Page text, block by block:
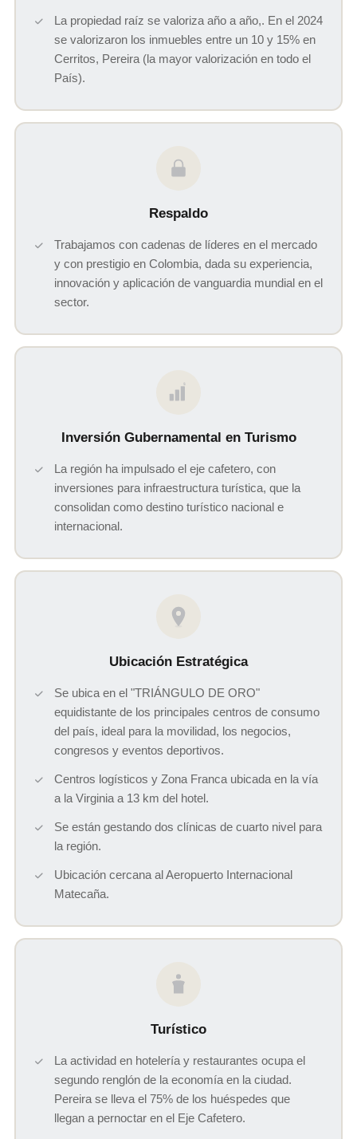
La propiedad raíz se valoriza año a año,. En el 2024
se valorizaron los inmuebles entre un 10 y 15% en
Cerritos, Pereira (la mayor valorización en todo el
País).
Respaldo
Trabajamos con cadenas de líderes en el mercado
y con prestigio en Colombia, dada su experiencia,
innovación y aplicación de vanguardia mundial en el
sector.
$
Inversión Gubernamental en Turismo
La región ha impulsado el eje cafetero, con
inversiones para infraestructura turística, que la
consolidan como destino turístico nacional e
internacional.
Ubicación Estratégica
Se ubica en el "TRIÁNGULO DE ORO"
equidistante de los principales centros de consumo
del país, ideal para la movilidad, los negocios,
congresos y eventos deportivos.
Centros logísticos y Zona Franca ubicada en la vía
a la Virginia a 13 km del hotel.
Se están gestando dos clínicas de cuarto nivel para
la región.
Ubicación cercana al Aeropuerto Internacional
Matecaña.
Turístico
La actividad en hotelería y restaurantes ocupa el
segundo renglón de la economía en la ciudad.
Pereira se lleva el 75% de los huéspedes que
llegan a pernoctar en el Eje Cafetero.